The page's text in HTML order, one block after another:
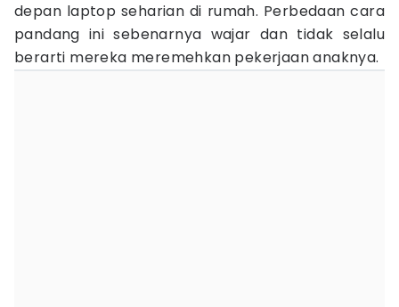
depan laptop seharian di rumah. Perbedaan cara
pandang ini sebenarnya wajar dan tidak selalu
berarti mereka meremehkan pekerjaan anaknya.